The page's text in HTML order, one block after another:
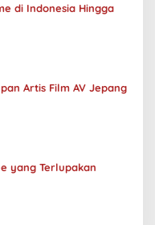
di Indonesia Hingga
Artis Film AV Jepang
yang Terlupakan